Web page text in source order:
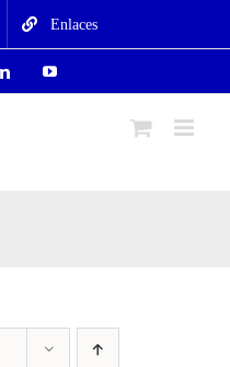
Enlaces
LinkedInYouTube